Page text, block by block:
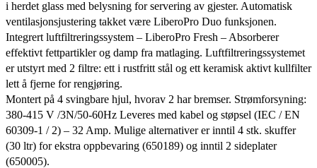
i herdet glass med belysning for servering av gjester. Automatisk
ventilasjonsjustering takket være LiberoPro Duo funksjonen.
Integrert luftfiltreringssystem – LiberoPro Fresh – Absorberer
effektivt fettpartikler og damp fra matlaging. Luftfiltreringssystemet
er utstyrt med 2 filtre: ett i rustfritt stål og ett keramisk aktivt kullfilter
lett å fjerne for rengjøring.
Montert på 4 svingbare hjul, hvorav 2 har bremser. Strømforsyning:
380-415 V /3N/50-60Hz Leveres med kabel og støpsel (IEC / EN
60309-1 / 2) – 32 Amp. Mulige alternativer er inntil 4 stk. skuffer
(30 ltr) for ekstra oppbevaring (650189) og inntil 2 sideplater
(650005).